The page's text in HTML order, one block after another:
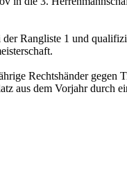
Rangliste 1 und
Rechtshänder
aus dem Vorjahr durch